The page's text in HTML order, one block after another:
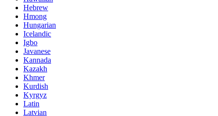
Hebrew
Hmong
Hungarian
Icelandic
Igbo
Javanese
Kannada
Kazakh
Khmer
Kurdish
Kyrgyz
Latin
Latvian